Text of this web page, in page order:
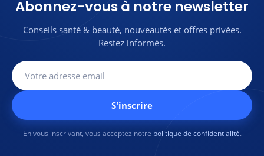
Abonnez-vous à notre newsletter
Conseils santé & beauté, nouveautés et offres privées.
Restez informés.
S'inscrire
En vous inscrivant, vous acceptez notre politique de confidentialité.